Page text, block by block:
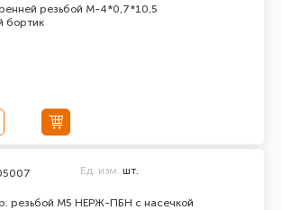
резьбой М-4*0,7*10,5
бортик
резьбой М5 НЕРЖ-ПБН с насечкой
Ед. изм. шт.